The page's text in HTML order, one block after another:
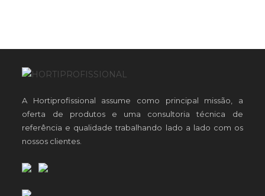
A Hortiprofissional assume como principal missão, a
oferta de produtos e uma consultoria técnica de
referência e qualidade trabalhando lado a lado com os
nossos clientes.